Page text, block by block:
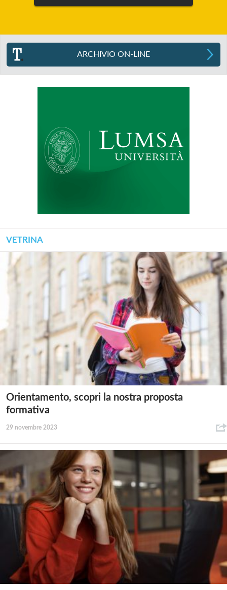
ARCHIVIO ON-LINE
VETRINA
Orientamento, scopri la nostra proposta
formativa
29 novembre 2023